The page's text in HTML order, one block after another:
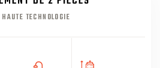
TECHNOLOGIE